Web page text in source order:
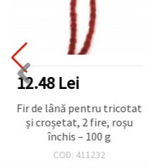
12.48 Lei
Fir de lână pentru tricotat
și croșetat, 2 fire, roșu
închis – 100 g
COD: 411232